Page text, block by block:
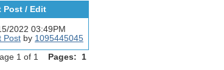
Post / Edit
2022 03:49PM
Post by 1095445045
1 of 1 Pages: 1